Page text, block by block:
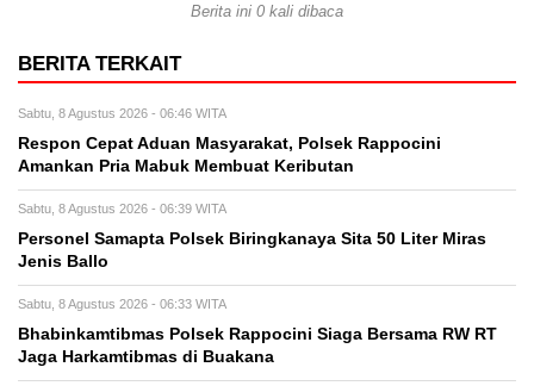
Berita ini 0 kali dibaca
BERITA TERKAIT
Sabtu, 8 Agustus 2026 - 06:46 WITA
Respon Cepat Aduan Masyarakat, Polsek Rappocini
Amankan Pria Mabuk Membuat Keributan
Sabtu, 8 Agustus 2026 - 06:39 WITA
Personel Samapta Polsek Biringkanaya Sita 50 Liter Miras
Jenis Ballo
Sabtu, 8 Agustus 2026 - 06:33 WITA
Bhabinkamtibmas Polsek Rappocini Siaga Bersama RW RT
Jaga Harkamtibmas di Buakana